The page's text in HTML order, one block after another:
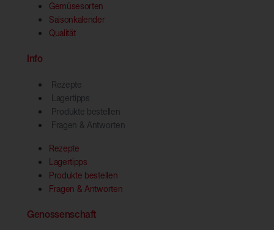
Gemüsesorten
Saisonkalender
Qualität
Info
Rezepte
Lagertipps
Produkte bestellen
Fragen & Antworten
Rezepte
Lagertipps
Produkte bestellen
Fragen & Antworten
Genossenschaft